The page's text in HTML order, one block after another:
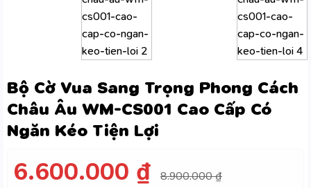
Bộ Cờ Vua Sang Trọng Phong Cách
Châu Âu WM-CS001 Cao Cấp Có
Ngăn Kéo Tiện Lợi
6.600.000 ₫ 8.900.000₫